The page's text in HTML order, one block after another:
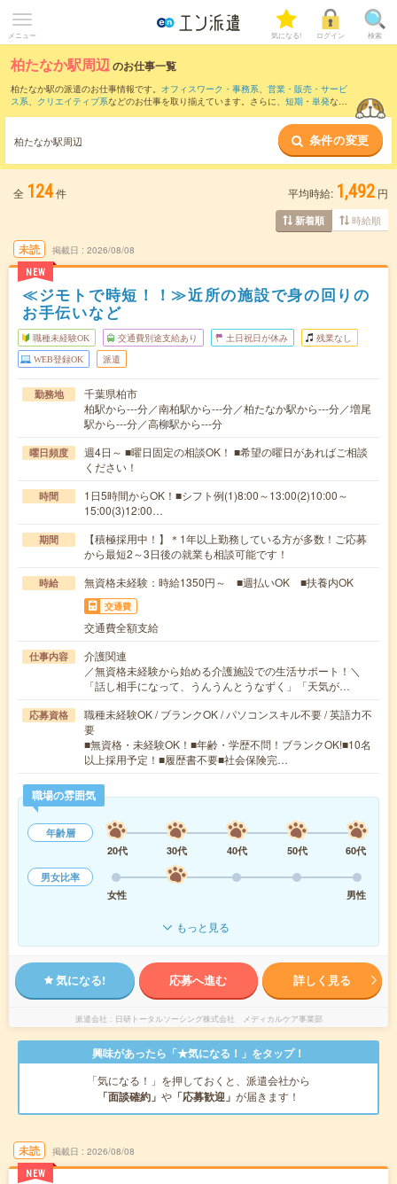
メニュー 気になる! ログイン 検索
柏たなか駅周辺のお仕事一覧
柏たなか駅の派遣のお仕事情報です。 オフィスワーク・事務系、 営業・販売・サービ
ス系、 クリエイティブ系などのお仕事を取り揃えています。さらに、 短期 ・ 単発など
また、柏駅・柏の葉キャンパス駅
など近隣駅のお仕事も
ご確認いただけます。
柏たなか駅周辺 条件の変更
全 124件 平均時給: 1,492 円
新着順 時給順
未読
NEW
掲載日 2026/08/08
≪ジモトで時短！！≫近所の施設で身の回りの
お手伝いなど
職種未経験OK 交通費別途支給あり 土日祝日が休み 残業なし
WEB登録OK 派遣
勤務地
千葉県柏市
柏駅から---分／南柏駅から---分／柏たなか駅から---分／増尾
駅から---分／高柳駅から---分
曜日頻度
週4日～ ■曜日固定の相談OK！ ■希望の曜日があればご相談
ください！
時間
1日5時間からOK！■シフト例(1)8:00～13:00(2)10:00～
15:00(3)12:00…
期間
【積極採用中！】＊1年以上勤務している方が多数！ご応募
から最短2～3日後の就業も相談可能です！
時給 無資格未経験：時給1350円～ ■週払いOK ■扶養内OK
交通費
交通費全額支給
仕事内容
介護関連
／無資格未経験から始める介護施設での生活サポート！＼
「話し相手になって、うんうんとうなずく」「天気が…
応募資格
職種未経験OK / ブランクOK / パソコンスキル不要 / 英語力不
要
■無資格・未経験OK！■年齢・学歴不問！ブランクOK!■10名
以上採用予定！■履歴書不要■社会保険完…
職場の雰囲気
年齢層
20代
30代 40代 50代
60代
男女比率
女性
男性
もっと見る
気になる! 応募へ進む 詳しく見る
派遣会社 日研トータルソーシング株式会社 メディカルケア事業部
興味があったら「★気になる！」をタップ！
「気になる！」を押しておくと、派遣会社から
「面談確約」 や 「応募歓迎」 が届きます！
未読
NEW
掲載日 2026/08/08